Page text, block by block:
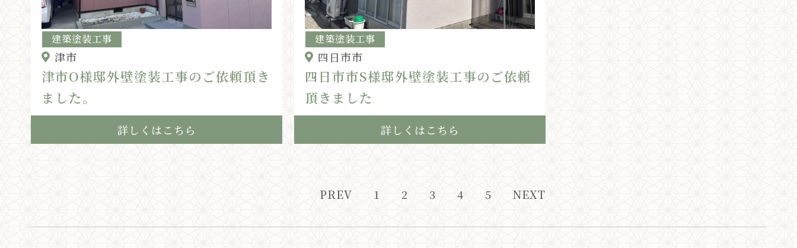
建築塗装工事
津市
津市O様邸外壁塗装工事のご依頼頂き
ました。
詳しくはこちら
建築塗装工事
四日市市
四日市市S様邸外壁塗装工事のご依頼
頂きました
詳しくはこちら
PREV 1 2 3 4 5 NEXT